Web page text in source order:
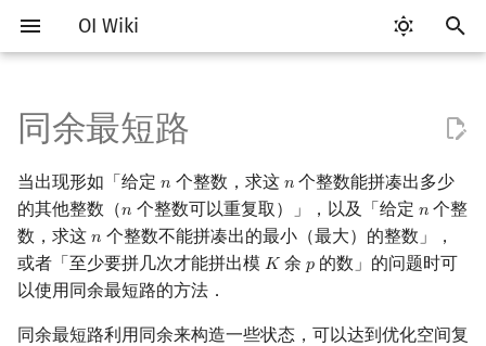
OI Wiki
入
以
开
始
搜
Getting Started
关于本项目
如何参与
OI Wiki 不是什么
比赛相关简介
赛事 ICPC/CCPC 赛事与赛制
题型
交互题
学习路线
分段打表
常见错误
工具软件简介
代码编辑工具 Emacs
VS Code
评测工具
Arbiter
Cena
命令行
通用
Generator
语言基础简介
C++ 基础 C++ 语法基础
变量
C++ 标准库
STL 容器
STL 算法
C++ 进阶
命名空间
值类别
算法基础简介
复杂度 均摊复杂度
枚举
模拟
选择排序
冒泡排序
搜索部分简介
DFS（搜索）
BFS（搜索）
双向搜索
动态规划部分简介
动态规划基础
记忆化搜索
背包 DP
单调队列/单调栈优化
斜率优化
字符串部分简介
字符串基础
标准库
字符串匹配
最优原地后缀排序算法
数学部分简介
布尔代数
数字系统
进位制
平衡三进制
位操作
模算术简介
素数
代数基本定理
快速傅里叶变换
抽屉原理
容斥原理
向量
内积和外积
单纯形法
群论
环论
条件概率与独立性
随机变量
公平组合游戏
零和游戏
数值积分
高斯消元
数据结构部分简介
栈
队列
链表
并查集复杂度
二叉堆
配对堆
块状数组
块状链表
线段树合并 & 分裂
李超线段树
Treap
Splay 树
可持久化线段树
可持久化块状数组
平衡树套线段树
线段树套平衡树
全局平衡二叉树
Euler Tour Tree
树基础
树的直径
树的中心
树的重心
例题
例题一
例题二
习题
最小生成树
最小树形图
最小直径生成树
强连通分量
双连通分量
割点和桥
圆方树
网络流简介
最大流
最小割
费用流
图匹配
二分图最大匹配
二分图最大权匹配
一般图最大匹配
计算几何部分简介
二维计算几何基础
三维计算几何基础
距离
杂项简介
离散化
双指针
离线算法
CDQ 分治
整体二分
随机化技巧
爬山算法
RMQ
并查集应用
括号序列
线段树与离线询问
同余最短路
当出现形如「给定 𝑛
n 个整数，求这 𝑛
n 个整数能拼凑出多少
的其他整数（𝑛
n 个整数可以重复取）」，以及「给定 𝑛
n 个整
数，求这 𝑛
n 个整数不能拼凑出的最小（最大）的整数」，
或者「至少要拼几次才能拼出模 𝐾
K 余𝑝
p 的数」的问题时可
以使用同余最短路的方法．
同余最短路利用同余来构造一些状态，可以达到优化空间复